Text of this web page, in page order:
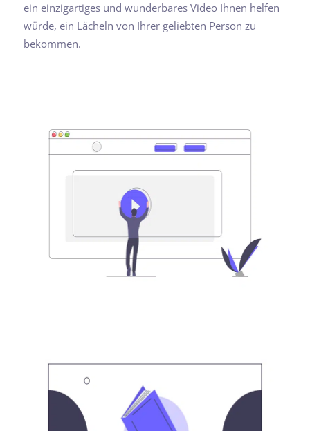
ein einzigartiges und wunderbares Video Ihnen helfen
würde, ein Lächeln von Ihrer geliebten Person zu
bekommen.